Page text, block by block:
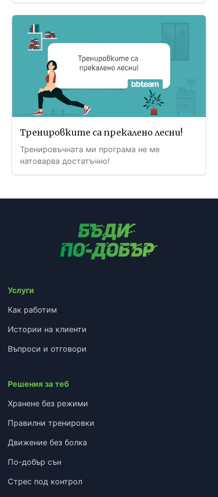
Тренировките са прекалено лесни!
Тренировъчната ми програма не ме
натоварва достатъчно!
Услуги
Как работим
Истории на клиенти
Въпроси и отговори
Решения за теб
Хранене без режими
Правилни тренировки
Движение без болка
По-добър сън
Стрес под контрол